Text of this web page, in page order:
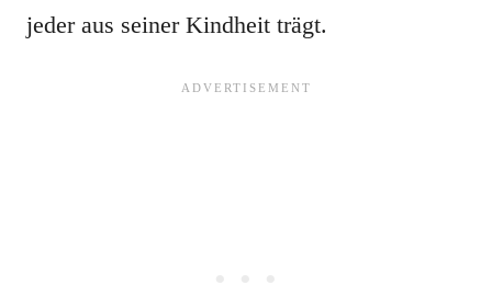
jeder aus seiner Kindheit trägt.